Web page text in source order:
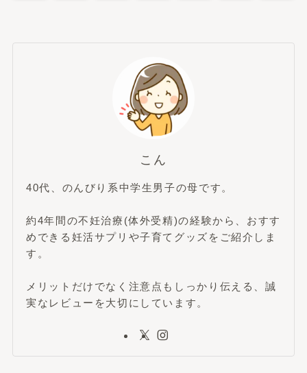
こん
40代、のんびり系中学生男子の母です。
約4年間の不妊治療(体外受精)の経験から、おすす
めできる妊活サプリや子育てグッズをご紹介しま
す。
メリットだけでなく注意点もしっかり伝える、誠
実なレビューを大切にしています。